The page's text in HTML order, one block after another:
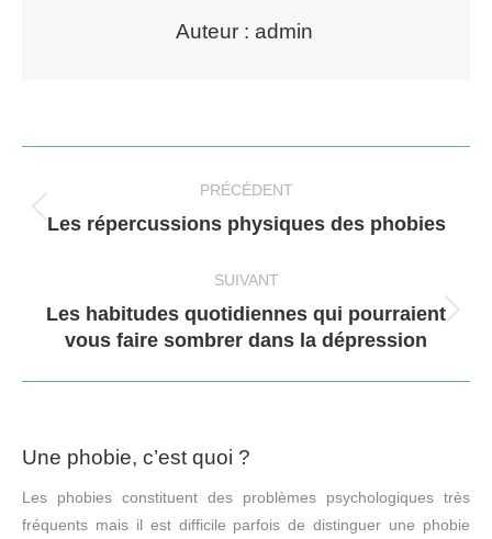
Auteur : admin
article
PRÉCÉDENT
Article
:
Les répercussions physiques des phobies
SUIVANT
Article
suivant
:
Les habitudes quotidiennes qui pourraient
vous faire sombrer dans la dépression
Une phobie, c’est quoi ?
Les phobies constituent des problèmes psychologiques très
fréquents mais il est difficile parfois de distinguer une phobie